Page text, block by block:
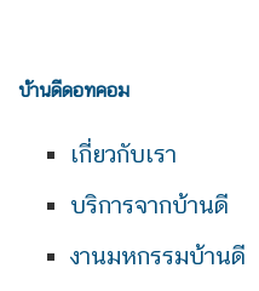
บ้านดีดอทคอม
เกี่ยวกับเรา
บริการจากบ้านดี
งานมหกรรมบ้านดี